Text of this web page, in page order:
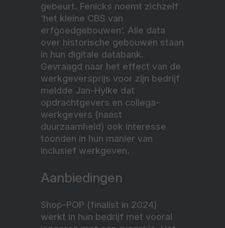
gebeurt. Fenicks noemt zichzelf
‘het kleine CBS van
erfgoedgebouwen’. Alle data
over historische gebouwen staan
in hun digitale databank.
Gevraagd naar het effect van de
werkgeversprijs voor zijn bedrijf
meldde Jan-Hylke dat
opdrachtgevers en collega-
werkgevers (naast
duurzaamheid) ook interesse
toonden in hun manier van
inclusief werkgeven.
Aanbiedingen
Shop-POP (finalist in 2024)
werkt in hun bedrijf met vooral